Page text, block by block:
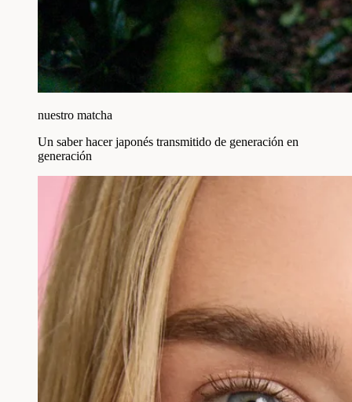
nuestro matcha
Un saber hacer japonés transmitido de generación en
generación